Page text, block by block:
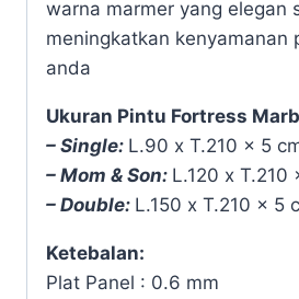
warna marmer yang elegan
meningkatkan kenyamanan
anda
Ukuran Pintu Fortress
– Single: L.90 x T.210 x 5
– Mom & Son: L.120 x T.210
– Double: L.150 x T.210 x 5
Ketebalan:
Plat Panel : 0.6 mm